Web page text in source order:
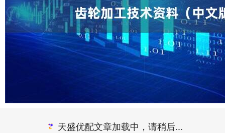
天盛优配文章加载中，请稍后...